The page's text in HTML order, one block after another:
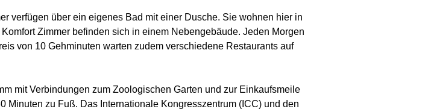
verfügen über ein eigenes Bad mit einer Dusche. Sie wohnen hier in
Zimmer befinden sich in einem Nebengebäude. Jeden Morgen
von 10 Gehminuten warten zudem verschiedene Restaurants auf
mit Verbindungen zum Zoologischen Garten und zur Einkaufsmeile
Minuten zu Fuß. Das Internationale Kongresszentrum (ICC) und den